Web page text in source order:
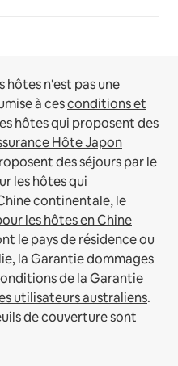
hôtes n'est pas une
à cesconditions et
hôtes qui proposent des
Hôte Japon
des séjours par le
les hôtes qui
continentale, le
les hôtes en Chine
le pays de résidence ou
la Garantie dommages
de la Garantie
utilisateurs australiens.
de couverture sont